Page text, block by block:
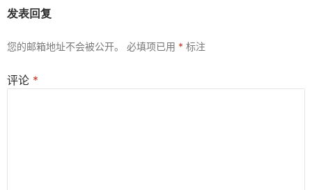
发表回复
您的邮箱地址不会被公开。 必填项已用 * 标注
评论 *